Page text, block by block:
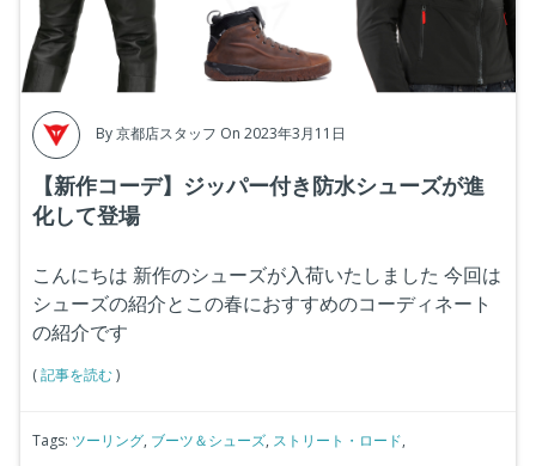
By京都店スタッフ On 2023年3月11日
【新作コーデ】ジッパー付き防水シューズが進
化して登場
こんにちは 新作のシューズが入荷いたしました 今回は
シューズの紹介とこの春におすすめのコーディネート
の紹介です
(記事を読む)
Tags: ツーリング, ブーツ＆シューズ, ストリート・ロード,